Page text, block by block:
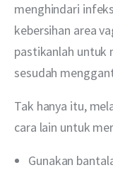
menghindari
kebersihan area
pastikanlah untuk
sesudah
Tak hanya itu,
cara lain untuk
Gunakan